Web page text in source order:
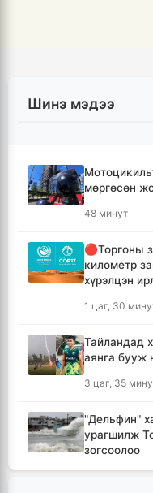
Шинэ мэдээ
мөргөсөн
48 минут
🔴Торгоны
километр
хүрэлцэн
1 цаг, 30
Тайландад
аянга бууж
3 цаг, 35
"Дельфин"
урагшилж
зогсоолоо